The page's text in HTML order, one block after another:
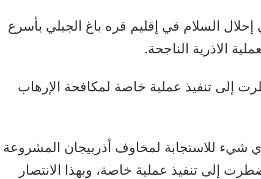
السلام في إقليم قره باغ الجبلي بأسرع
الاذرية الناجحة.
إلى تنفيذ عملية خاصة لمكافحة الإرهاب
شيء للاستجابة لمخاوف أذربيجان المشروعة
إلى تنفيذ عملية خاصة، وبهذا الانتصار